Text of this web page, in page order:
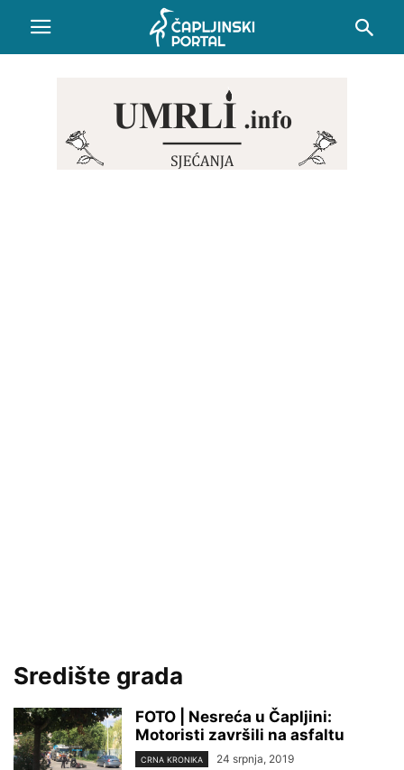
Središte grada
FOTO | Nesreća u Čapljini:
Motoristi završili na asfaltu
CRNA KRONIKA 24 srpnja, 2019